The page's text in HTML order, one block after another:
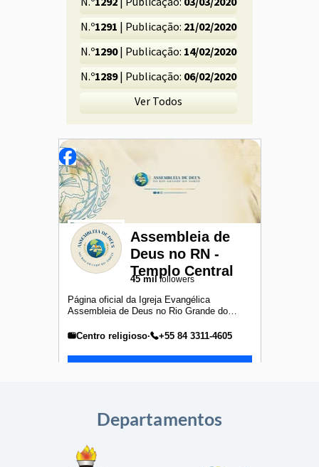
N.º1291 | Publicação: 21/02/2020
N.º1290| Publicação: 14/02/2020
N.º1289| Publicação: 06/02/2020
Ver Todos
Departamentos